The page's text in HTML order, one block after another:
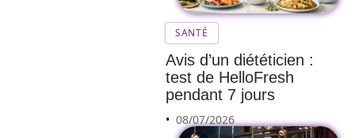
SANTÉ
Avis d’un diététicien :
test de HelloFresh
pendant 7 jours
08/07/2026